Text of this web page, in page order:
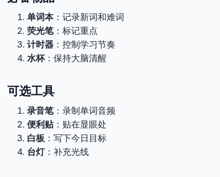
单词本：记录新词和难词
荧光笔：标记重点
计时器 ：控制学习节奏
水杯：保持大脑清醒
可选工具
录音笔：录制单词音频
便利贴：贴在显眼处
白板 ：写下今日目标
台灯：补充光线